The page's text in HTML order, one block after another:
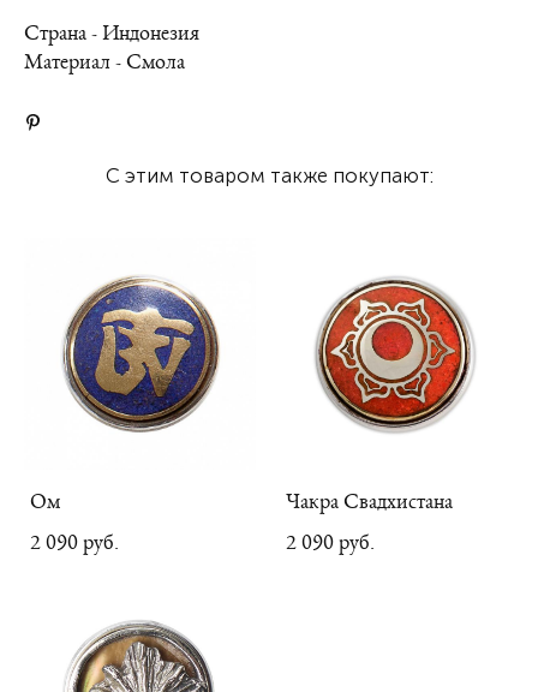
Страна - Индонезия
Материал - Смола
С этим товаром также покупают:
Ом
2 090 pуб.
Чакра Свадхистана
2 090 pуб.